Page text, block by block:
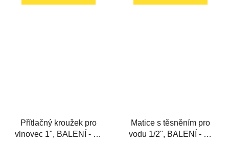
hvězdiček.
hvězdiček.
Přítlačný kroužek pro
vlnovec 1", BALENÍ - 10
Matice s těsněním pro
vodu 1/2", BALENÍ - 20